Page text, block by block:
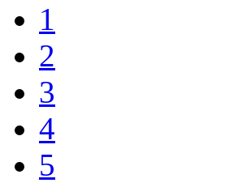
1
2
3
4
5